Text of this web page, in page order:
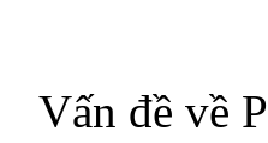
Vấn đề về